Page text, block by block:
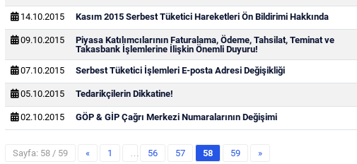
14.10.2015 Kasım 2015 Serbest Tüketici Hareketleri Ön Bildirimi Hakkında
09.10.2015
Piyasa Katılımcılarının Faturalama, Ödeme, Tahsilat, Teminat ve
Takasbank İşlemlerine İlişkin Önemli Duyuru!
07.10.2015 Serbest Tüketici İşlemleri E-posta Adresi Değişikliği
05.10.2015 Tedarikçilerin Dikkatine!
02.10.2015 GÖP & GİP Çağrı Merkezi Numaralarının Değişimi
Sayfa: 58 / 59 « 1 … 56 57 58 59 »